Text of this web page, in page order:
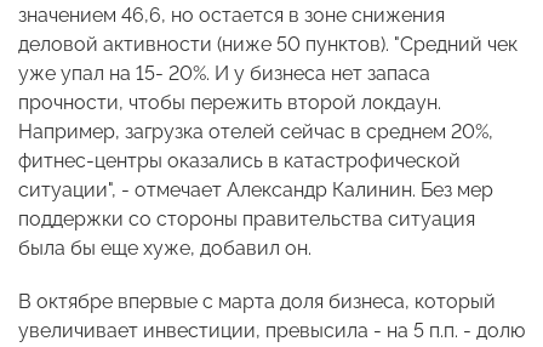
значением 46,6, но остается в зоне снижения
деловой активности (ниже 50 пунктов). "Средний чек
уже упал на 15- 20%. И у бизнеса нет запаса
прочности, чтобы пережить второй локдаун.
Например, загрузка отелей сейчас в среднем 20%,
фитнес-центры оказались в катастрофической
ситуации", - отмечает Александр Калинин. Без мер
поддержки со стороны правительства ситуация
была бы еще хуже, добавил он.
В октябре впервые с марта доля бизнеса, который
увеличивает инвестиции, превысила - на 5 п.п. - долю